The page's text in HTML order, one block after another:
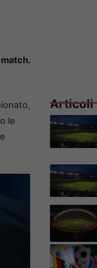
le
Articoli